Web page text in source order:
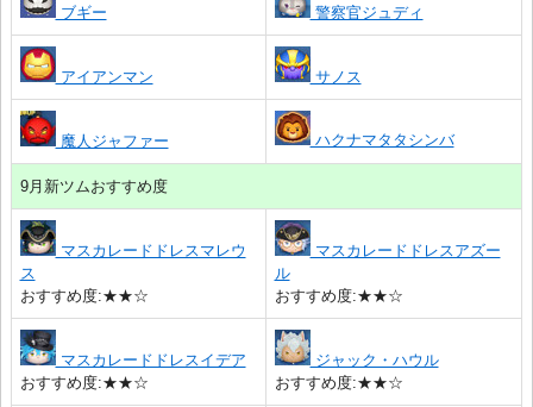
ブギー 警察官ジュディ
アイアンマン サノス
魔人ジャファー ハクナマタタシンバ
9月新ツムおすすめ度
マスカレードドレスマレウ
ス
おすすめ度:★★☆
マスカレードドレスアズー
ル
おすすめ度:★★☆
マスカレードドレスイデア
おすすめ度:★★☆
ジャック・ハウル
おすすめ度:★★☆